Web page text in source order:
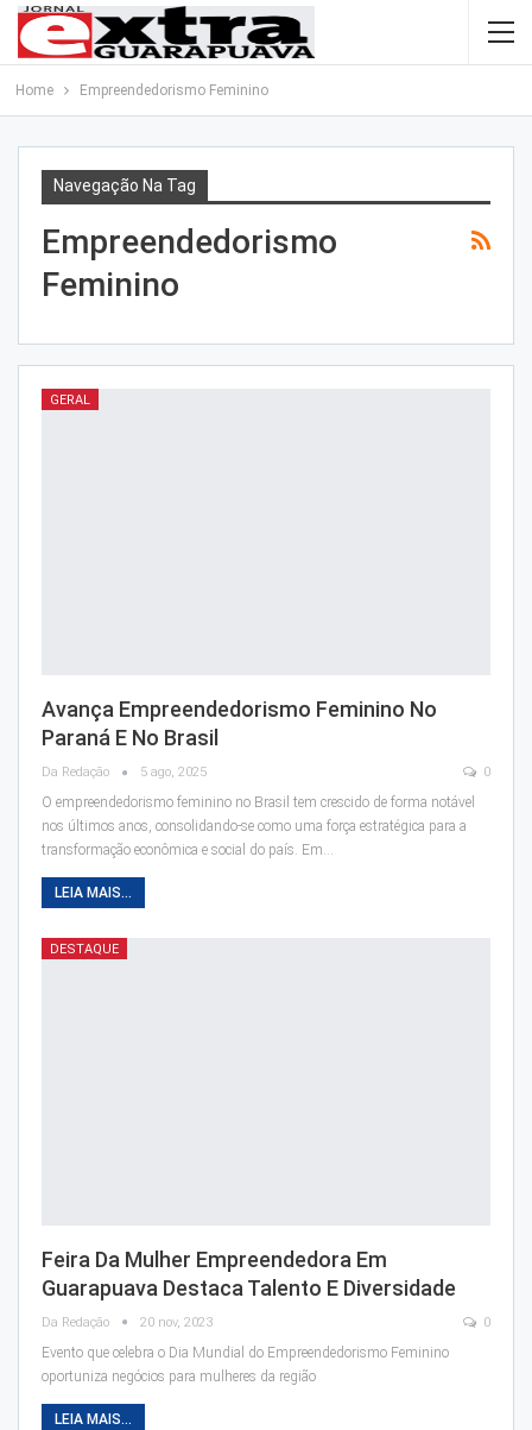
Home Empreendedorismo Feminino
Navegação Na Tag
Empreendedorismo
Feminino
GERAL
Avança Empreendedorismo Feminino No
Paraná E No Brasil
Da Redação 5 ago, 2025 0
O empreendedorismo feminino no Brasil tem crescido de forma notável
nos últimos anos, consolidando-se como uma força estratégica para a
transformação econômica e social do país. Em…
LEIA MAIS...
DESTAQUE
Feira Da Mulher Empreendedora Em
Guarapuava Destaca Talento E Diversidade
Da Redação 20 nov, 2023 0
Evento que celebra o Dia Mundial do Empreendedorismo Feminino
oportuniza negócios para mulheres da região
LEIA MAIS...